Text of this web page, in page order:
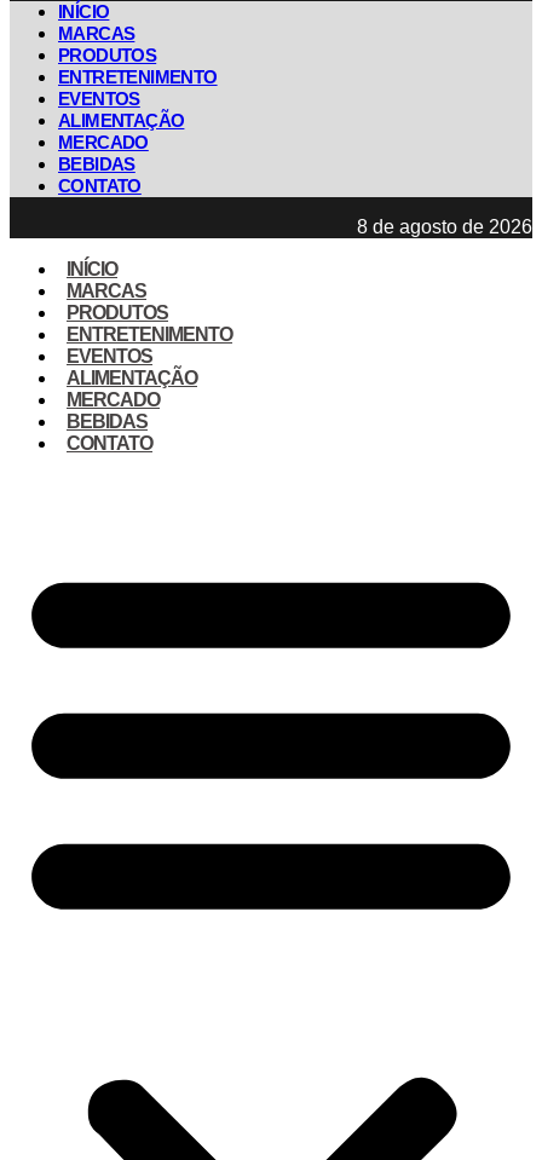
INÍCIO
MARCAS
PRODUTOS
ENTRETENIMENTO
EVENTOS
ALIMENTAÇÃO
MERCADO
BEBIDAS
CONTATO
8 de agosto de 2026
INÍCIO
MARCAS
PRODUTOS
ENTRETENIMENTO
EVENTOS
ALIMENTAÇÃO
MERCADO
BEBIDAS
CONTATO